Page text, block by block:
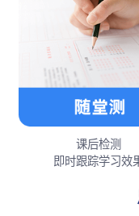
课后检测
即时跟踪学习效